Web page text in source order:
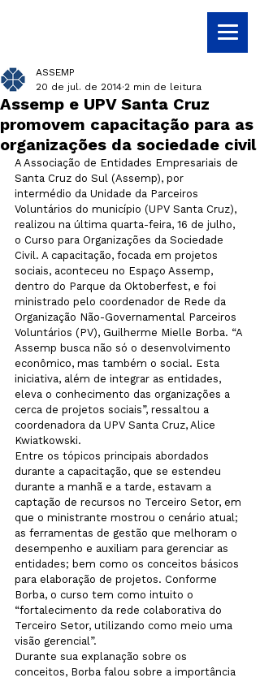
Assemp e UPV Santa Cruz
promovem capacitação para as
organizações da sociedade civil
ASSEMP
20 de jul. de 2014 2 min de leitura
A Associação de Entidades Empresariais de
Santa Cruz do Sul (Assemp), por
intermédio da Unidade da Parceiros
Voluntários do município (UPV Santa Cruz),
realizou na última quarta-feira, 16 de julho,
o Curso para Organizações da Sociedade
Civil. A capacitação, focada em projetos
sociais, aconteceu no Espaço Assemp,
dentro do Parque da Oktoberfest, e foi
ministrado pelo coordenador de Rede da
Organização Não-Governamental Parceiros
Voluntários (PV), Guilherme Mielle Borba. “A
Assemp busca não só o desenvolvimento
econômico, mas também o social. Esta
iniciativa, além de integrar as entidades,
eleva o conhecimento das organizações a
cerca de projetos sociais”, ressaltou a
coordenadora da UPV Santa Cruz, Alice
Kwiatkowski.
Entre os tópicos principais abordados
durante a capacitação, que se estendeu
durante a manhã e a tarde, estavam a
captação de recursos no Terceiro Setor, em
que o ministrante mostrou o cenário atual;
as ferramentas de gestão que melhoram o
desempenho e auxiliam para gerenciar as
entidades; bem como os conceitos básicos
para elaboração de projetos. Conforme
Borba, o curso tem como intuito o
“fortalecimento da rede colaborativa do
Terceiro Setor, utilizando como meio uma
visão gerencial”.
Durante sua explanação sobre os
conceitos, Borba falou sobre a importância